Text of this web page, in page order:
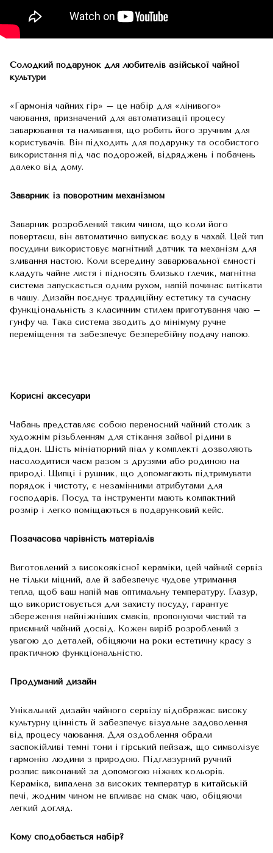
Солодкий подарунок для любителів азійської чайної
культури
«Гармонія чайних гір» – це набір для «лінивого»
чаювання, призначений для автоматизації процесу
заварювання та наливання, що робить його зручним для
користувачів. Він підходить для подарунку та особистого
використання під час подорожей, відряджень і побачень
далеко від дому.
Заварник із поворотним механізмом
Заварник розроблений таким чином, що коли його
повертаєш, він автоматично випускає воду в чахай. Цей тип
посудини використовує магнітний датчик та механізм для
зливання настою. Коли всередину заварювальної ємності
кладуть чайне листя і підносять близько глечик, магнітна
система запускається одним рухом, напій починає витікати
в чашу. Дизайн поєднує традиційну естетику та сучасну
функціональність з класичним стилем приготування чаю –
гунфу ча. Така система зводить до мінімуму ручне
переміщення та забезпечує безперебійну подачу напою.
Корисні аксесуари
Чабань представляє собою переносний чайний столик з
художнім різьбленням для стікання зайвої рідини в
піддон. Шість мініатюрний піал у комплекті дозволяють
насолодитися чаєм разом з друзями або родиною на
природі. Щипці і рушник, що допомагають підтримувати
порядок і чистоту, є незамінними атрибутами для
господарів. Посуд та інструменти мають компактний
розмір і легко поміщаються в подарунковий кейс.
Позачасова чарівність матеріалів
Виготовлений з високоякісної кераміки, цей чайний сервіз
не тільки міцний, але й забезпечує чудове утримання
тепла, щоб ваш напій мав оптимальну температуру. Глазур,
що використовується для захисту посуду, гарантує
збереження найніжніших смаків, пропонуючи чистий та
приємний чайний досвід. Кожен виріб розроблений з
увагою до деталей, обіцяючи на роки естетичну красу з
практичною функціональністю.
Продуманий дизайн
Унікальний дизайн чайного сервізу відображає високу
культурну цінність й забезпечує візуальне задоволення
від процесу чаювання. Для оздоблення обрали
заспокійливі темні тони і гірський пейзаж, що символізує
гармонію людини з природою. Підглазурний ручний
розпис виконаний за допомогою ніжних кольорів.
Кераміка, випалена за високих температур в китайській
печі, жодним чином не впливає на смак чаю, обіцяючи
легкий догляд.
Кому сподобається набір?